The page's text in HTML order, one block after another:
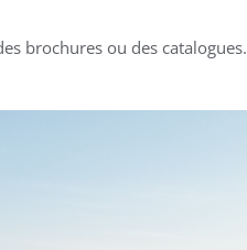
brochures ou des catalogues.